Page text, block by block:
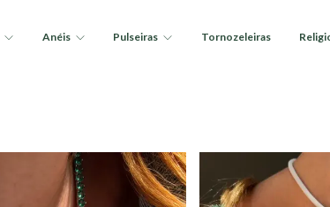
Anéis Pulseiras Tornozeleiras